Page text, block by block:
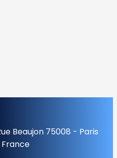
Beaujon 75008 - Paris